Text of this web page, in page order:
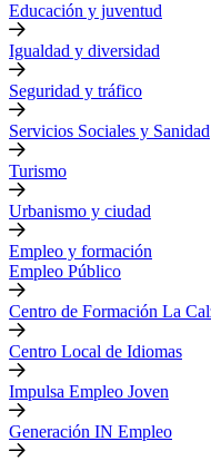
Educación y juventud
Igualdad y diversidad
Seguridad y tráfico
Servicios Sociales y Sanidad
Turismo
Urbanismo y ciudad
Empleo y formación
Empleo Público
Centro de Formación La
Centro Local de Idiomas
Impulsa Empleo Joven
Generación IN Empleo